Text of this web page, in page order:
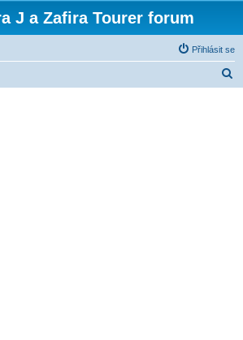
J a Zafira Tourer forum
Přihlásit se